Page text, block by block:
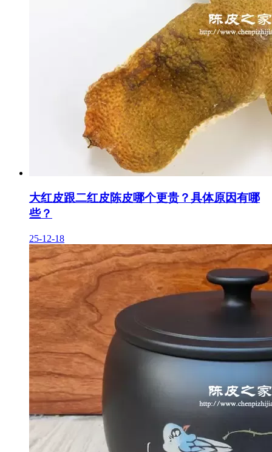
大红皮跟二红皮陈皮哪个更贵？具体原因有哪
些？
25-12-18